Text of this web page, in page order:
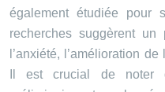
également étudiée pour
recherches suggèrent
l’anxiété, l’amélioration
Il est crucial de noter